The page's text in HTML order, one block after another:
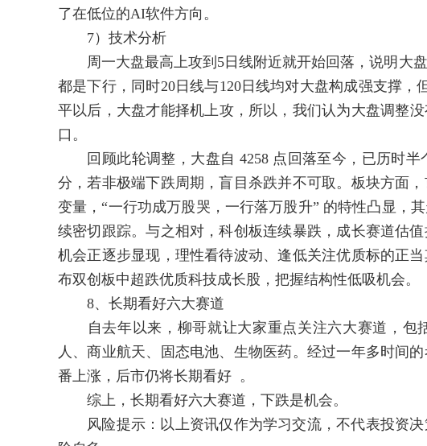
了在低位的AI软件方向。
7）技术分析
周一大盘最高上攻到5日线附近就开始回落，说明大盘
都是下行，同时20日线与120日线均对大盘构成强支撑，
平以后，大盘才能择机上攻，所以，我们认为大盘调整
口。
回顾此轮调整，大盘自 4258 点回落至今，已历时半
分，若非极端下跌周期，盲目杀跌并不可取。板块方面
变量，“一行功成万股哭，一行落万股升” 的特性凸显，
续密切跟踪。与之相对，科创板连续暴跌，成长赛道估
机会正逐步显现，理性看待波动、逢低关注优质标的正
布双创板中超跌优质科技成长股，把握结构性低吸机会。
8、长期看好六大赛道
自去年以来，柳哥就让大家重点关注六大赛道，包
人、商业航天、固态电池、生物医药。经过一年多时间
番上涨，后市仍将长期看好 。
综上，长期看好六大赛道，下跌是机会。
风险提示：以上资讯仅作为学习交流，不代表投资决